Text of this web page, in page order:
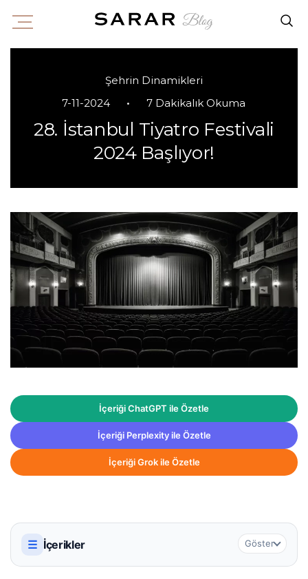
Şehrin Dinamikleri
7-11-2024
• 7 Dakikalık Okuma
28. İstanbul Tiyatro Festivali
2024 Başlıyor!
İçeriği ChatGPT ile Özetle
İçeriği Perplexity ile Özetle
İçeriği Grok ile Özetle
☰ İçerikler Göster